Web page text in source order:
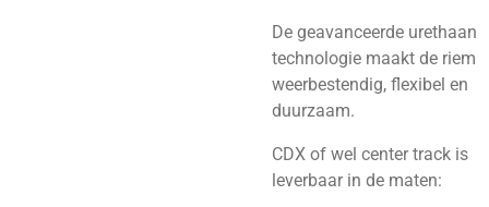
De geavanceerde urethaan
technologie maakt de riem
weerbestendig, flexibel en
duurzaam.
CDX of wel center track is
leverbaar in de maten: